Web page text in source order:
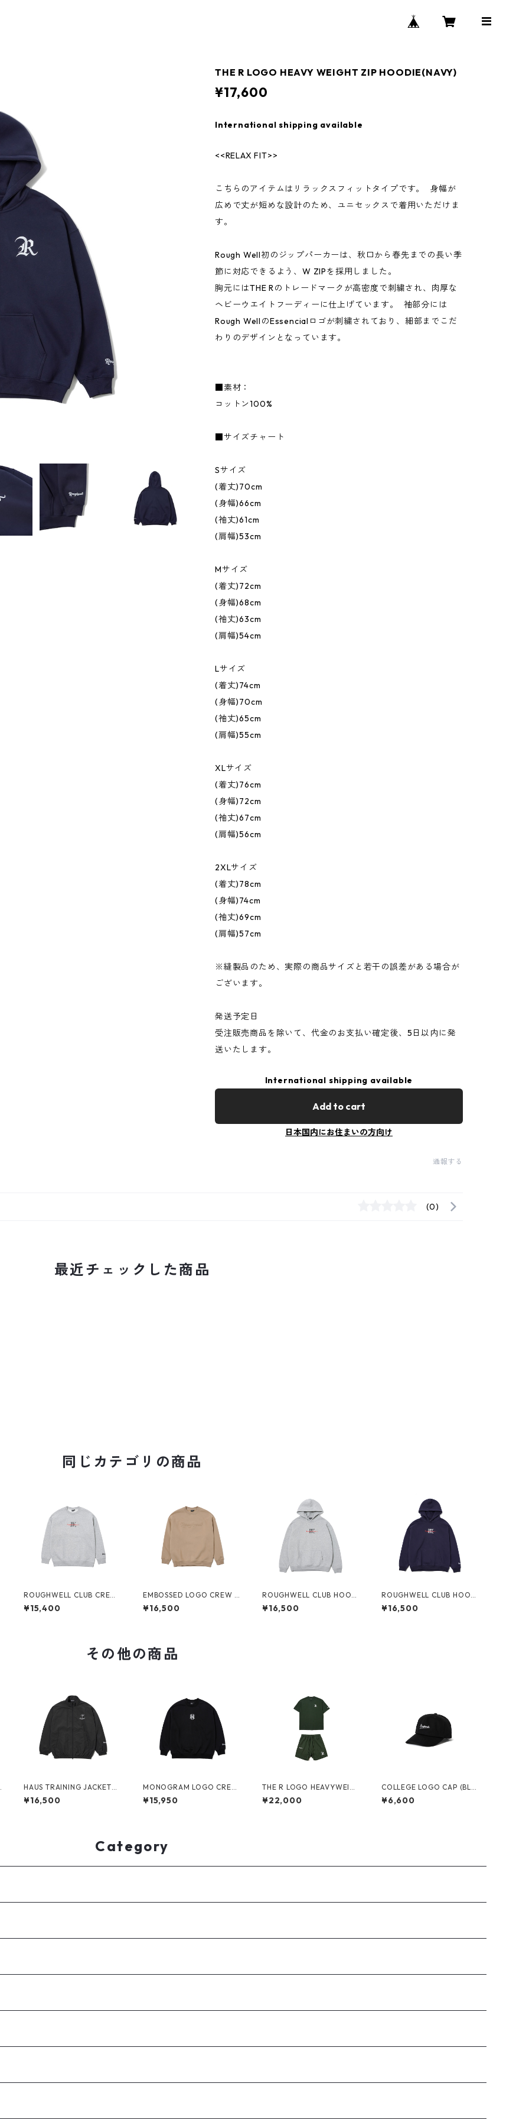
THE R LOGO HEAVY WEIGHT ZIP HOODIE(NAVY)
¥17,600
International shipping available
<<RELAX FIT>>
こちらのアイテムはリラックスフィットタイプです。 身幅が
広めで丈が短めな設計のため、ユニセックスで着用いただけま
す。
Rough Well初のジップパーカーは、秋口から春先までの長い季
節に対応できるよう、W ZIPを採用しました。
胸元にはTHE Rのトレードマークが高密度で刺繍され、肉厚な
ヘビーウエイトフーディーに仕上げています。 袖部分には
Rough WellのEssencialロゴが刺繍されており、細部までこだ
わりのデザインとなっています。
■素材：
コットン100%
■サイズチャート
Sサイズ
(着丈)70cm
(身幅)66cm
(袖丈)61cm
(肩幅)53cm
Mサイズ
(着丈)72cm
(身幅)68cm
(袖丈)63cm
(肩幅)54cm
Lサイズ
(着丈)74cm
(身幅)70cm
(袖丈)65cm
(肩幅)55cm
XLサイズ
(着丈)76cm
(身幅)72cm
(袖丈)67cm
(肩幅)56cm
2XLサイズ
(着丈)78cm
(身幅)74cm
(袖丈)69cm
(肩幅)57cm
※縫製品のため、実際の商品サイズと若干の誤差がある場合が
ございます。
発送予定日
受注販売商品を除いて、代金のお支払い確定後、5日以内に発
送いたします。
International shipping available
Add to cart
日本国内にお住まいの方向け
通報する
(0)
最近チェックした商品
同じカテゴリの商品
ROUGHWELL CLUB CREW
SWEAT (GREY)
¥15,400
EMBOSSED LOGO CREW S
WEAT (DARK BEIGE)
¥16,500
ROUGHWELL CLUB HOODI
E (GREY)
¥16,500
ROUGHWELL CLUB HOODI
E (NAVY)
¥16,500
その他の商品
HAUS TRAINING JACKET
(OLIVE)
¥16,500
MONOGRAM LOGO CREW
SWEAT (BLACK)
¥15,950
THE R LOGO HEAVYWEIG
HT SETUP (GREEN)
¥22,000
COLLEGE LOGO CAP (BLA
CK/WHITE)
¥6,600
Category